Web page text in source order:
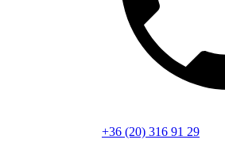
+36 (20) 316 91 29